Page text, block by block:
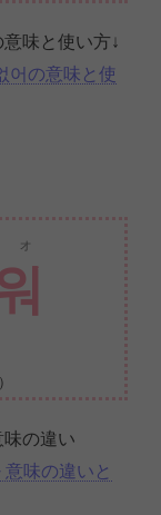
味と使い方↓
어の意味と使
味の違い
味の違いと